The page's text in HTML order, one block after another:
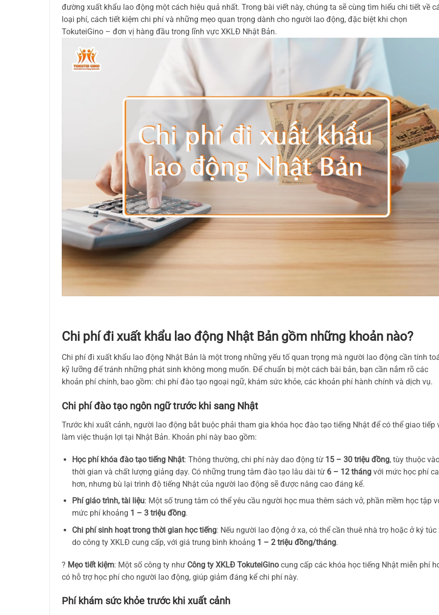
đường xuất khẩu lao động một cách hiệu quả nhất. Trong bài viết này, chúng ta sẽ cùng tìm hiểu chi tiết về
loại phí, cách tiết kiệm chi phí và những mẹo quan trọng dành cho người lao động, đặc biệt khi chọn
TokuteiGino – đơn vị hàng đầu trong lĩnh vực XKLĐ Nhật Bản.
Chi phí đi xuất khẩu lao động Nhật Bản gồm những khoản nào?
Chi phí đi xuất khẩu lao động Nhật Bản là một trong những yếu tố quan trọng mà người lao động cần tính
kỹ lưỡng để tránh những phát sinh không mong muốn. Để chuẩn bị một cách bài bản, bạn cần nắm rõ các
khoản phí chính, bao gồm: chi phí đào tạo ngoại ngữ, khám sức khỏe, các khoản phí hành chính và dịch vụ.
Chi phí đào tạo ngôn ngữ trước khi sang Nhật
Trước khi xuất cảnh, người lao động bắt buộc phải tham gia khóa học đào tạo tiếng Nhật để có thể giao tiếp
làm việc thuận lợi tại Nhật Bản. Khoản phí này bao gồm:
Học phí khóa đào tạo tiếng Nhật: Thông thường, chi phí này dao động từ 15 – 30 triệu đồng, tùy thuộc
thời gian và chất lượng giảng dạy. Có những trung tâm đào tạo lâu dài từ 6 – 12 thángvới mức học phí
hơn, nhưng bù lại trình độ tiếng Nhật của người lao động sẽ được nâng cao đáng kể.
Phí giáo trình, tài liệu: Một số trung tâm có thể yêu cầu người học mua thêm sách vở, phần mềm học tập
mức phí khoảng 1 – 3 triệu đồng.
Chi phí sinh hoạt trong thời gian học tiếng: Nếu người lao động ở xa, có thể cần thuê nhà trọ hoặc ở ký túc
do công ty XKLĐ cung cấp, với giá trung bình khoảng 1 – 2 triệu đồng/tháng.
? Mẹo tiết kiệm: Một số công ty như Công ty XKLĐ TokuteiGino cung cấp các khóa học tiếng Nhật miễn phí
có hỗ trợ học phí cho người lao động, giúp giảm đáng kể chi phí này.
Phí khám sức khỏe trước khi xuất cảnh